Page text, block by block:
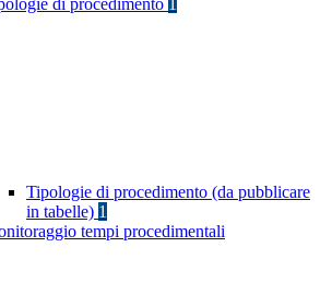
di procedimento 1
Tipologie di procedimento (da pubblicare
in tabelle) 1
tempi procedimentali